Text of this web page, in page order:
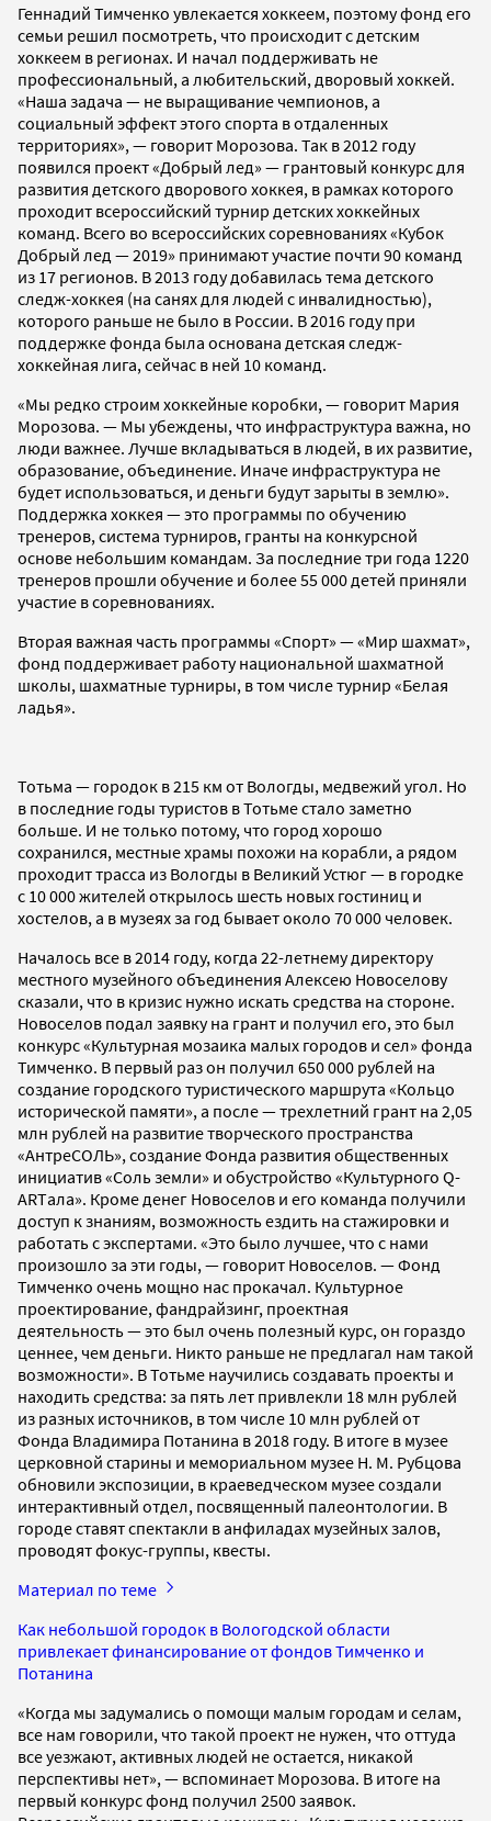
Геннадий Тимченко увлекается хоккеем, поэтому фонд его
семьи решил посмотреть, что происходит с детским
хоккеем в регионах. И начал поддерживать не
профессиональный, а любительский, дворовый хоккей.
«Наша задача — не выращивание чемпионов, а
социальный эффект этого спорта в отдаленных
территориях», — говорит Морозова. Так в 2012 году
появился проект «Добрый лед» — грантовый конкурс для
развития детского дворового хоккея, в рамках которого
проходит всероссийский турнир детских хоккейных
команд. Всего во всероссийских соревнованиях «Кубок
Добрый лед — 2019» принимают участие почти 90 команд
из 17 регионов. В 2013 году добавилась тема детского
следж-хоккея (на санях для людей с инвалидностью),
которого раньше не было в России. В 2016 году при
поддержке фонда была основана детская следж-
хоккейная лига, сейчас в ней 10 команд.
«Мы редко строим хоккейные коробки, — говорит Мария
Морозова. — Мы убеждены, что инфраструктура важна, но
люди важнее. Лучше вкладываться в людей, в их развитие,
образование, объединение. Иначе инфраструктура не
будет использоваться, и деньги будут зарыты в землю».
Поддержка хоккея — это программы по обучению
тренеров, система турниров, гранты на конкурсной
основе небольшим командам. За последние три года 1220
тренеров прошли обучение и более 55 000 детей приняли
участие в соревнованиях.
Вторая важная часть программы «Спорт» — «Мир шахмат»,
фонд поддерживает работу национальной шахматной
школы, шахматные турниры, в том числе турнир «Белая
ладья».
Тотьма — городок в 215 км от Вологды, медвежий угол. Но
в последние годы туристов в Тотьме стало заметно
больше. И не только потому, что город хорошо
сохранился, местные храмы похожи на корабли, а рядом
проходит трасса из Вологды в Великий Устюг — в городке
с 10 000 жителей открылось шесть новых гостиниц и
хостелов, а в музеях за год бывает около 70 000 человек.
Началось все в 2014 году, когда 22-летнему директору
местного музейного объединения Алексею Новоселову
сказали, что в кризис нужно искать средства на стороне.
Новоселов подал заявку на грант и получил его, это был
конкурс «Культурная мозаика малых городов и сел» фонда
Тимченко. В первый раз он получил 650 000 рублей на
создание городского туристического маршрута «Кольцо
исторической памяти», а после — трехлетний грант на 2,05
млн рублей на развитие творческого пространства
«АнтреСОЛЬ», создание Фонда развития общественных
инициатив «Соль земли» и обустройство «Культурного Q-
ARTала». Кроме денег Новоселов и его команда получили
доступ к знаниям, возможность ездить на стажировки и
работать с экспертами. «Это было лучшее, что с нами
произошло за эти годы, — говорит Новоселов. — Фонд
Тимченко очень мощно нас прокачал. Культурное
проектирование, фандрайзинг, проектная
деятельность — это был очень полезный курс, он гораздо
ценнее, чем деньги. Никто раньше не предлагал нам такой
возможности». В Тотьме научились создавать проекты и
находить средства: за пять лет привлекли 18 млн рублей
из разных источников, в том числе 10 млн рублей от
Фонда Владимира Потанина в 2018 году. В итоге в музее
церковной старины и мемориальном музее Н. М. Рубцова
обновили экспозиции, в краеведческом музее cоздали
интерактивный отдел, посвященный палеонтологии. В
городе ставят спектакли в анфиладах музейных залов,
проводят фокус-группы, квесты.
Материал по теме
Как небольшой городок в Вологодской области
привлекает финансирование от фондов Тимченко и
Потанина
«Когда мы задумались о помощи малым городам и селам,
все нам говорили, что такой проект не нужен, что оттуда
все уезжают, активных людей не остается, никакой
перспективы нет», — вспоминает Морозова. В итоге на
первый конкурс фонд получил 2500 заявок.